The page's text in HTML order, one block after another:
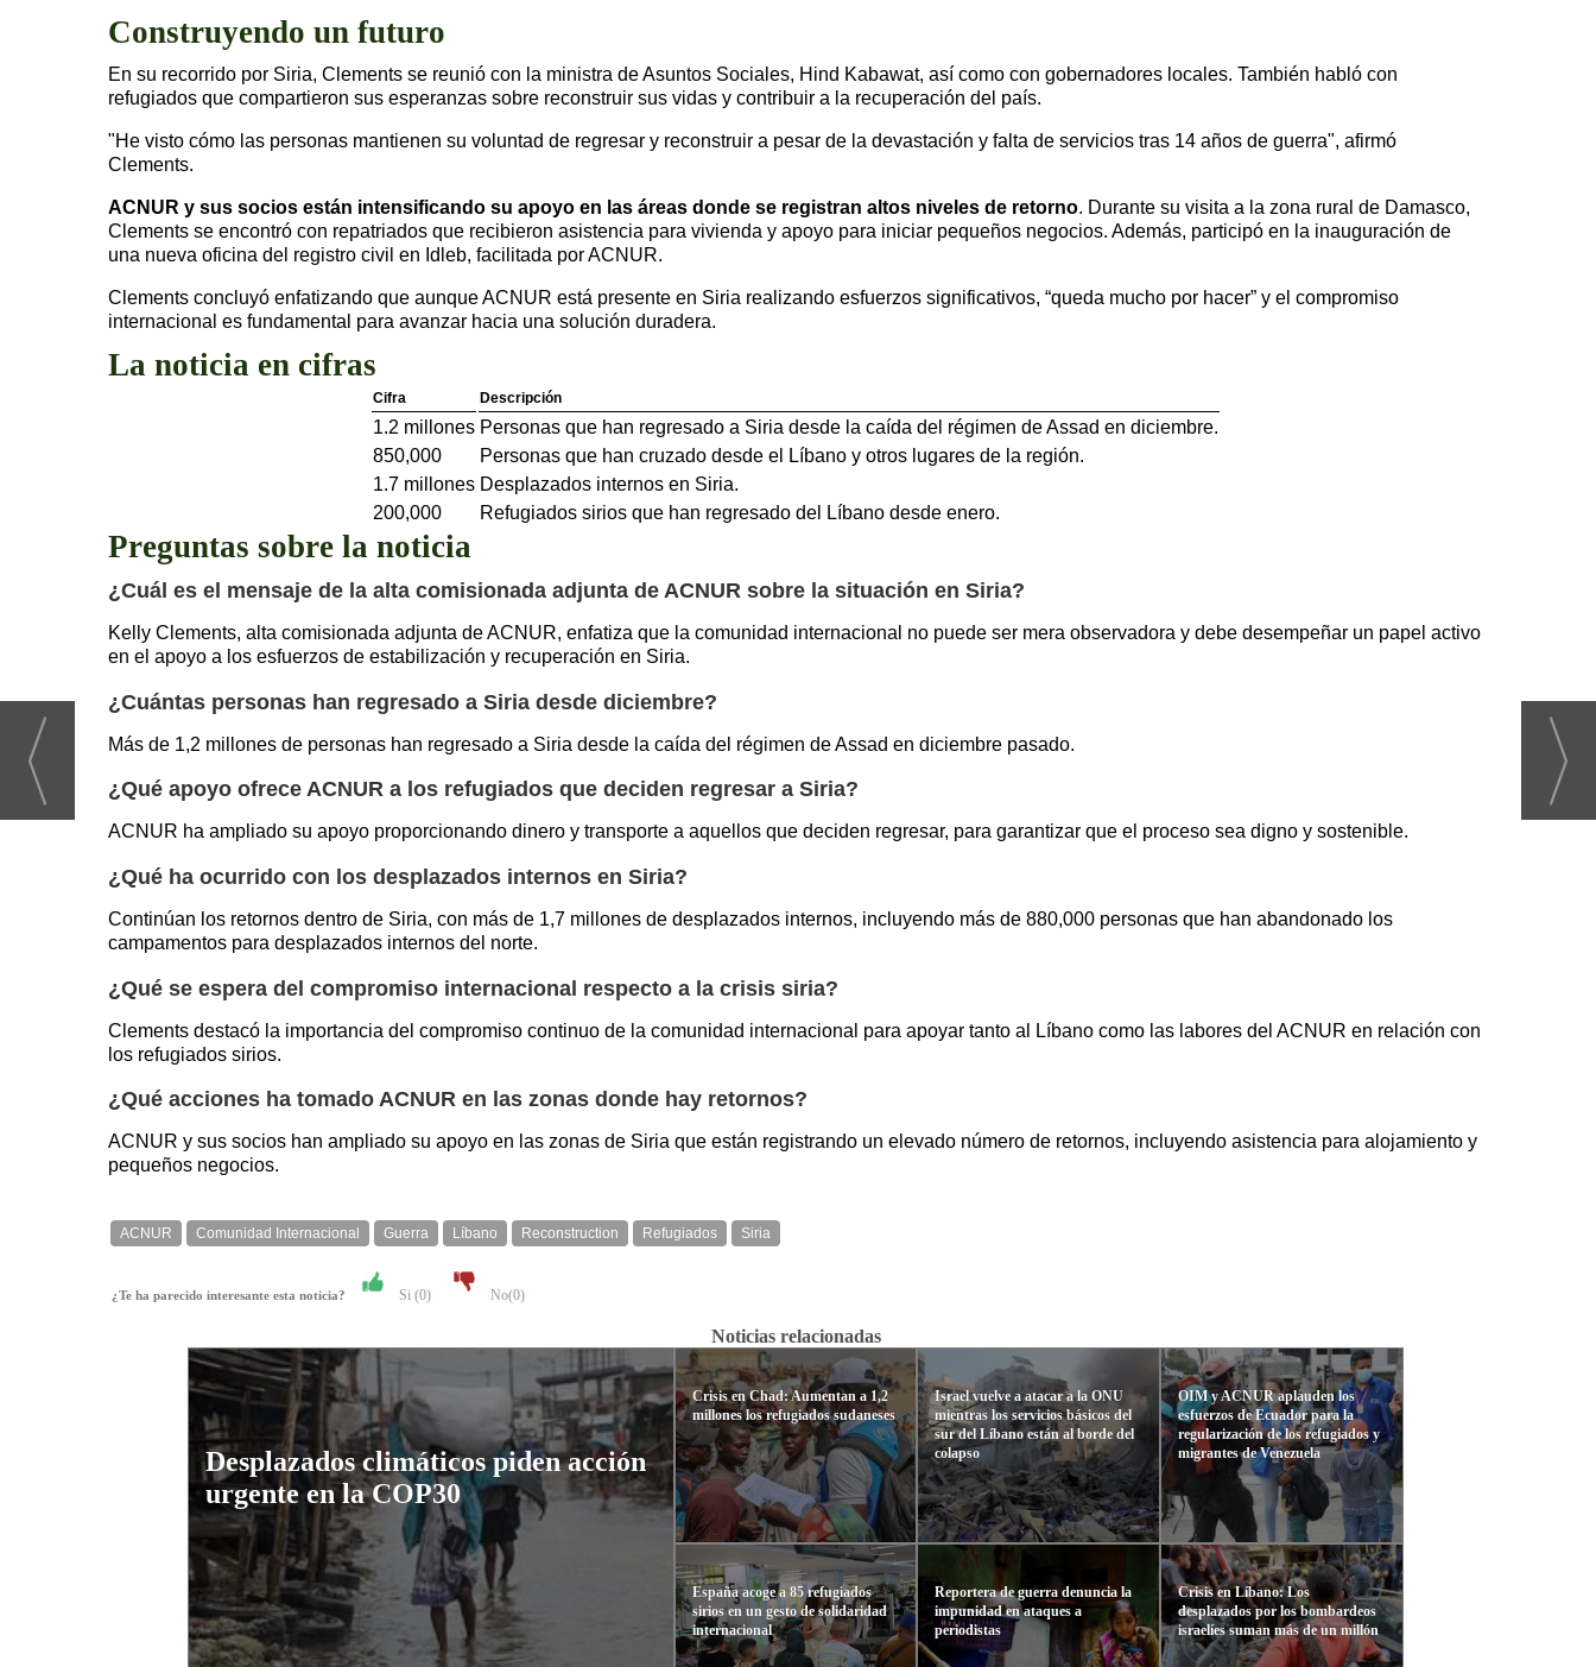
Construyendo un futuro
En su recorrido por Siria, Clements se reunió con la ministra de Asuntos Sociales, Hind Kabawat, así como con gobernadores locales. También habló con
refugiados que compartieron sus esperanzas sobre reconstruir sus vidas y contribuir a la recuperación del país.
"He visto cómo las personas mantienen su voluntad de regresar y reconstruir a pesar de la devastación y falta de servicios tras 14 años de guerra", afirmó
Clements.
ACNUR y sus socios están intensificando su apoyo en las áreas donde se registran altos niveles de retorno. Durante su visita a la zona rural de Damasco,
Clements se encontró con repatriados que recibieron asistencia para vivienda y apoyo para iniciar pequeños negocios. Además, participó en la inauguración de
una nueva oficina del registro civil en Idleb, facilitada por ACNUR.
Clements concluyó enfatizando que aunque ACNUR está presente en Siria realizando esfuerzos significativos, “queda mucho por hacer” y el compromiso
internacional es fundamental para avanzar hacia una solución duradera.
La noticia en cifras
Cifra Descripción
1.2 millones Personas que han regresado a Siria desde la caída del régimen de Assad en diciembre.
850,000
Personas que han cruzado desde el Líbano y otros lugares de la región.
1.7 millones Desplazados internos en Siria.
200,000
Refugiados sirios que han regresado del Líbano desde enero.
Preguntas sobre la noticia
¿Cuál es el mensaje de la alta comisionada adjunta de ACNUR sobre la situación en Siria?
Kelly Clements, alta comisionada adjunta de ACNUR, enfatiza que la comunidad internacional no puede ser mera observadora y debe desempeñar un papel activo
en el apoyo a los esfuerzos de estabilización y recuperación en Siria.
¿Cuántas personas han regresado a Siria desde diciembre?
Más de 1,2 millones de personas han regresado a Siria desde la caída del régimen de Assad en diciembre pasado.
¿Qué apoyo ofrece ACNUR a los refugiados que deciden regresar a Siria?
ACNUR ha ampliado su apoyo proporcionando dinero y transporte a aquellos que deciden regresar, para garantizar que el proceso sea digno y sostenible.
¿Qué ha ocurrido con los desplazados internos en Siria?
Continúan los retornos dentro de Siria, con más de 1,7 millones de desplazados internos, incluyendo más de 880,000 personas que han abandonado los
campamentos para desplazados internos del norte.
¿Qué se espera del compromiso internacional respecto a la crisis siria?
Clements destacó la importancia del compromiso continuo de la comunidad internacional para apoyar tanto al Líbano como las labores del ACNUR en relación con
los refugiados sirios.
¿Qué acciones ha tomado ACNUR en las zonas donde hay retornos?
ACNUR y sus socios han ampliado su apoyo en las zonas de Siria que están registrando un elevado número de retornos, incluyendo asistencia para alojamiento y
pequeños negocios.
ACNUR Comunidad Internacional Guerra Líbano Reconstruction Refugiados Siria
¿Te ha parecido interesante esta noticia? Si (0) No(0)
Noticias relacionadas
Desplazados climáticos piden acción
urgente en la COP30
Crisis en Chad: Aumentan a 1,2
millones los refugiados sudaneses
España acoge a 85 refugiados
sirios en un gesto de solidaridad
internacional
Israel vuelve a atacar a la ONU
mientras los servicios básicos del
sur del Líbano están al borde del
colapso
Reportera de guerra denuncia la
impunidad en ataques a
periodistas
OIM y ACNUR aplauden los
esfuerzos de Ecuador para la
regularización de los refugiados y
migrantes de Venezuela
Crisis en Líbano: Los
desplazados por los bombardeos
israelíes suman más de un millón